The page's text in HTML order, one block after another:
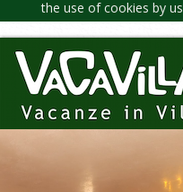
the use of cookies by us